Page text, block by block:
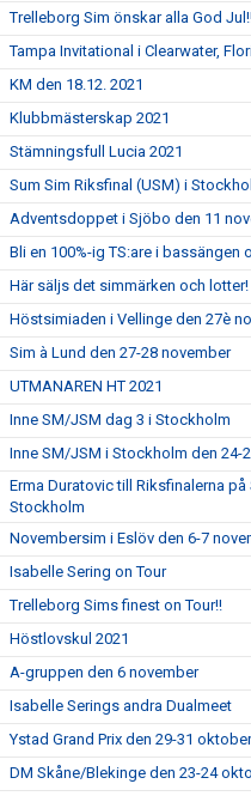
Trelleborg Sim önskar alla God
Tampa Invitational i Clearwater,
KM den 18.12. 2021
Klubbmästerskap 2021
Stämningsfull Lucia 2021
Sum Sim Riksfinal (USM) i
Adventsdoppet i Sjöbo den 11
Bli en 100%-ig TS:are i bassängen
Här säljs det simmärken och lotter!
Höstsimiaden i Vellinge den 27è
Sim à Lund den 27-28 november
UTMANAREN HT 2021
Inne SM/JSM dag 3 i Stockholm
Inne SM/JSM i Stockholm den 24-
Erma Duratovic till Riksfinalerna på
Stockholm
Novembersim i Eslöv den 6-7
Isabelle Sering on Tour
Trelleborg Sims finest on Tour!!
Höstlovskul 2021
A-gruppen den 6 november
Isabelle Serings andra Dualmeet
Ystad Grand Prix den 29-31 oktober
DM Skåne/Blekinge den 23-24